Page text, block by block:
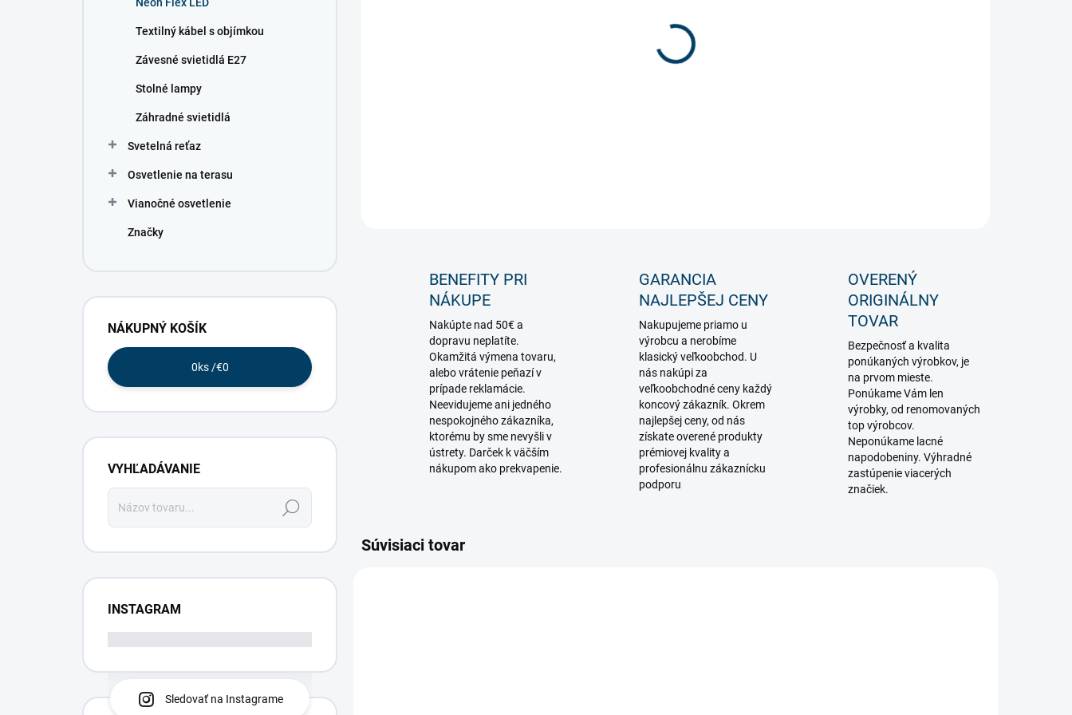
Textilný kábel s objímkou
Závesné svietidlá E27
Stolné lampy
Záhradné svietidlá
Svetelná reťaz
Osvetlenie na terasu
Vianočné osvetlenie
Značky
NÁKUPNÝ KOŠÍK
0ks /€0
VYHĽADÁVANIE
Hľadať
INSTAGRAM
Sledovať na Instagrame
BENEFITY PRI
NÁKUPE
Nakúpte nad 50€ a
dopravu neplatíte.
Okamžitá výmena tovaru,
alebo vrátenie peňazí v
prípade reklamácie.
Neevidujeme ani jedného
nespokojného zákazníka,
ktorému by sme nevyšli v
ústrety. Darček k väčším
nákupom ako prekvapenie.
GARANCIA
NAJLEPŠEJ CENY
Nakupujeme priamo u
výrobcu a nerobíme
klasický veľkoobchod. U
nás nakúpi za
veľkoobchodné ceny každý
koncový zákazník. Okrem
najlepšej ceny, od nás
získate overené produkty
prémiovej kvality a
profesionálnu zákaznícku
podporu
OVERENÝ
ORIGINÁLNY
TOVAR
Bezpečnosť a kvalita
ponúkaných výrobkov, je
na prvom mieste.
Ponúkame Vám len
výrobky, od renomovaných
top výrobcov.
Neponúkame lacné
napodobeniny. Výhradné
zastúpenie viacerých
značiek.
Súvisiaci tovar